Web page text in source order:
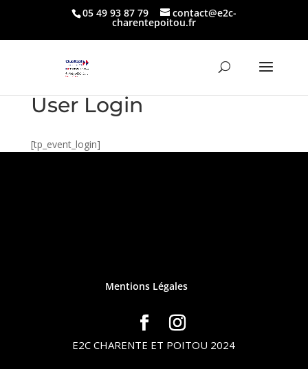
05 49 93 87 79 contact@e2c-
charentepoitou.fr
User Login
[tp_event_login]
Mentions Légales
E2C CHARENTE ET POITOU 2024